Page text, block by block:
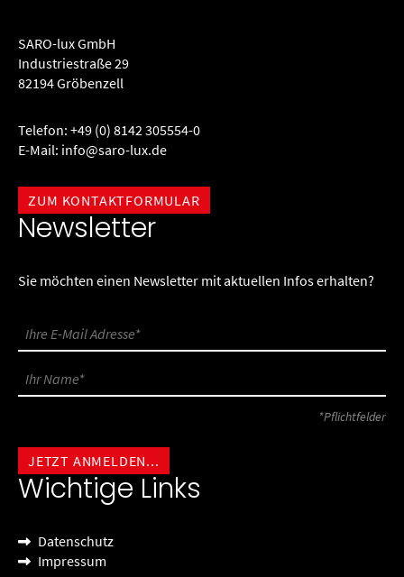
SARO-lux GmbH
Industriestraße 29
82194 Gröbenzell
Telefon: +49 (0) 8142 305554-0
E-Mail: info@saro-lux.de
ZUM KONTAKTFORMULAR
Newsletter
Sie möchten einen Newsletter mit aktuellen Infos erhalten?
*Pflichtfelder
Wichtige Links
Datenschutz
Impressum